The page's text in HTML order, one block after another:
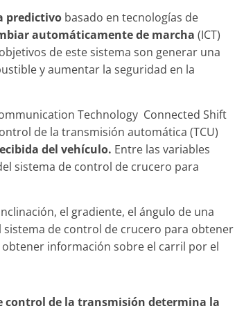
predictivo basado en tecnologías de
automáticamente de marcha (ICT)
de este sistema son generar una
y aumentar la seguridad en la
Technology Connected Shift
de la transmisión automática (TCU)
del vehículo. Entre las variables
sistema de control de crucero para
el gradiente, el ángulo de una
de control de crucero para obtener
información sobre el carril por el
control de la transmisión determina la
0
Clásicos
deportividad
25 de julio de 2022 mospotter84
seguridad